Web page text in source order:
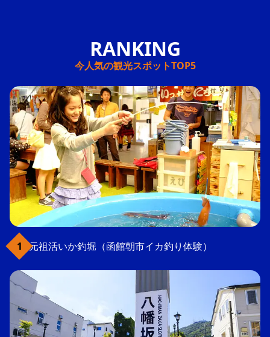
今人気の観光スポットTOP5
元祖活いか釣堀（函館朝市イカ釣り体験）